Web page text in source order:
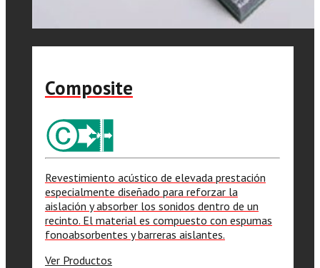
Composite
Revestimiento acústico de elevada prestación
especialmente diseñado para reforzar la
aislación y absorber los sonidos dentro de un
recinto. El material es compuesto con espumas
fonoabsorbentes y barreras aislantes.
Ver Productos